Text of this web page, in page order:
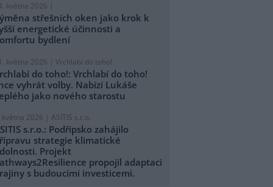
května 2026 |
střešních oken jako krok k
energetické účinnosti a
bydlení
května 2026 | Vrchlabí do toho!
do toho!: Vrchlabí do toho!
vyhrát volby. Nabízí Lukáše
jako nového starostu
května 2026 | ASITIS s.r.o.
s.r.o.: Podřipsko zahájilo
strategie klimatické
Projekt
propojil adaptaci
s budoucími investicemi.